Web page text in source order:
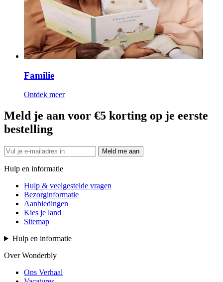
Familie
Ontdek meer
Meld je aan voor €5 korting op je eerste
bestelling
Meld me aan
Hulp en informatie
Hulp & veelgestelde vragen
Bezorginformatie
Aanbiedingen
Kies je land
Sitemap
Hulp en informatie
Over Wonderbly
Ons Verhaal